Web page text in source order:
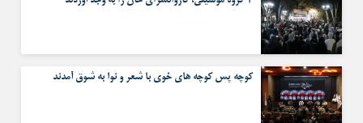
کوچه پس کوچه های خوی با شعر و نوا به شوق آمدند